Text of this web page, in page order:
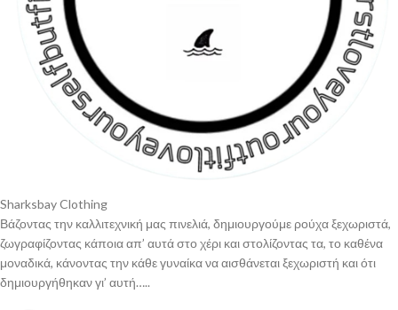
Sharksbay Clothing
Βάζοντας την καλλιτεχνική μας πινελιά, δημιουργούμε ρούχα ξεχωριστά,
ζωγραφίζοντας κάποια απ’ αυτά στο χέρι και στολίζοντας τα, το καθένα
μοναδικά, κάνοντας την κάθε γυναίκα να αισθάνεται ξεχωριστή και ότι
δημιουργήθηκαν γι’ αυτή…..